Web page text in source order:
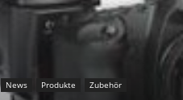
News Produkte Zubehör